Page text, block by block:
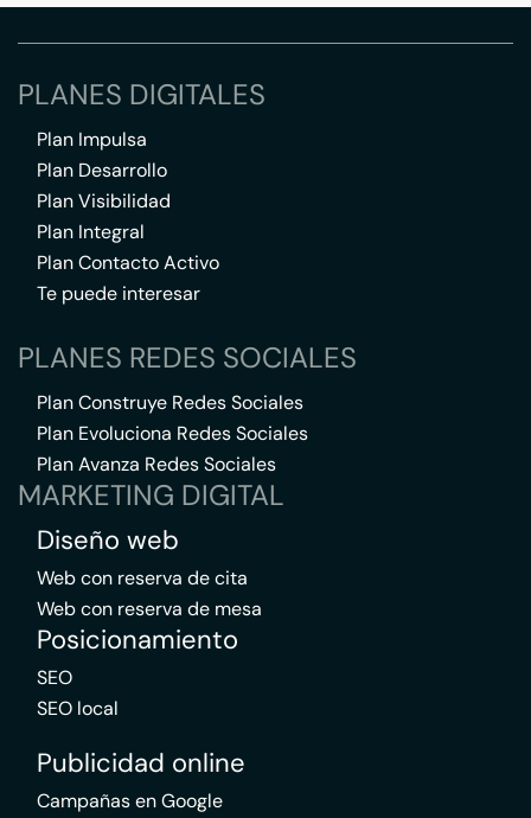
PLANES DIGITALES
Plan Impulsa
Plan Desarrollo
Plan Visibilidad
Plan Integral
Plan Contacto Activo
Te puede interesar
PLANES REDES SOCIALES
Plan Construye Redes Sociales
Plan Evoluciona Redes Sociales
Plan Avanza Redes Sociales
MARKETING DIGITAL
Diseño web
Web con reserva de cita
Web con reserva de mesa
Posicionamiento
SEO
SEO local
Publicidad online
Campañas en Google